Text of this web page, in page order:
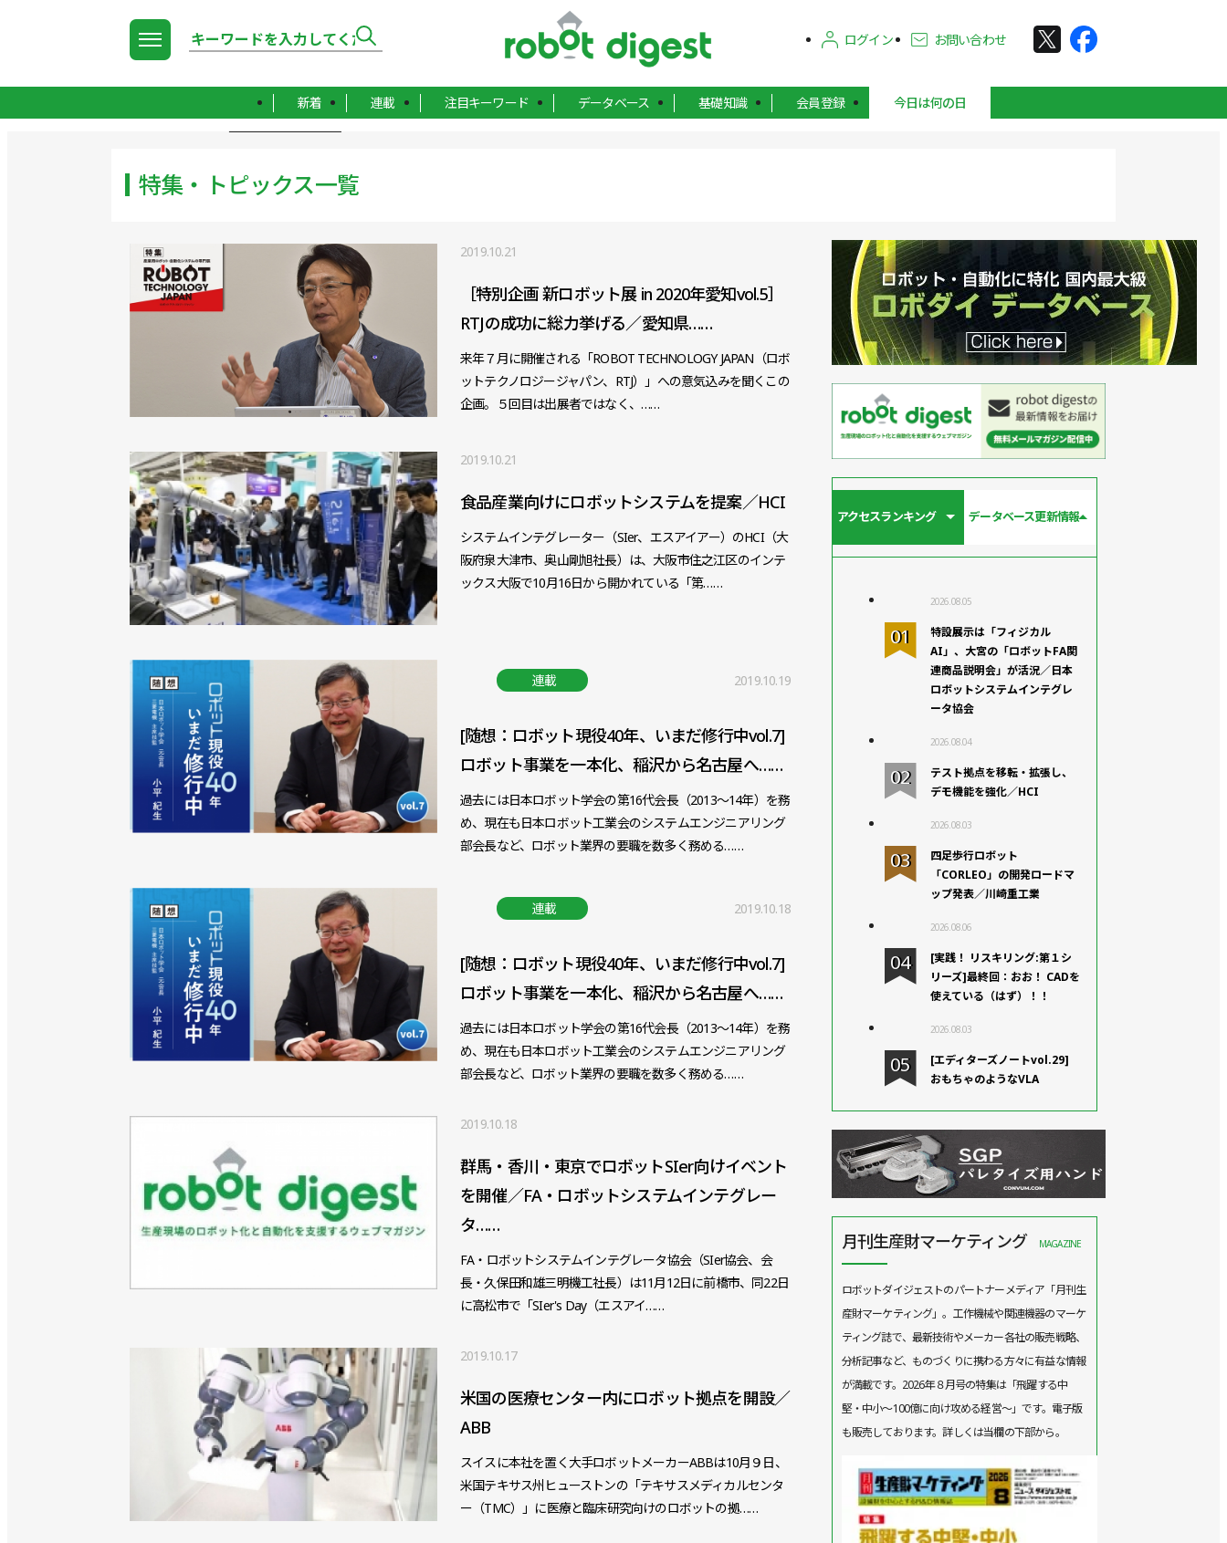
ログイン お問い合わせ
新着 連載 注目キーワード データベース 基礎知識 会員登録 今日は何の日
特集・トピックス一覧
2019.10.21
［特別企画 新ロボット展 in 2020年愛知vol.5］
RTJの成功に総力挙げる／愛知県……
来年７月に開催される「ROBOT TECHNOLOGY JAPAN（ロボ
ットテクノロジージャパン、RTJ）」への意気込みを聞くこの
企画。５回目は出展者ではなく、……
2019.10.21
食品産業向けにロボットシステムを提案／HCI
システムインテグレーター（SIer、エスアイアー）のHCI（大
阪府泉大津市、奥山剛旭社長）は、大阪市住之江区のインテ
ックス大阪で10月16日から開かれている「第……
連載 2019.10.19
[随想：ロボット現役40年、いまだ修行中vol.7]
ロボット事業を一本化、稲沢から名古屋へ……
過去には日本ロボット学会の第16代会長（2013～14年）を務
め、現在も日本ロボット工業会のシステムエンジニアリング
部会長など、ロボット業界の要職を数多く務める……
連載 2019.10.18
[随想：ロボット現役40年、いまだ修行中vol.7]
ロボット事業を一本化、稲沢から名古屋へ……
過去には日本ロボット学会の第16代会長（2013～14年）を務
め、現在も日本ロボット工業会のシステムエンジニアリング
部会長など、ロボット業界の要職を数多く務める……
2019.10.18
群馬・香川・東京でロボットSIer向けイベント
を開催／FA・ロボットシステムインテグレー
タ……
FA・ロボットシステムインテグレータ協会（SIer協会、会
長・久保田和雄三明機工社長）は11月12日に前橋市、同22日
に高松市で「SIer's Day（エスアイ……
2019.10.17
米国の医療センター内にロボット拠点を開設／
ABB
スイスに本社を置く大手ロボットメーカーABBは10月９日、
米国テキサス州ヒューストンの「テキサスメディカルセンタ
ー（TMC）」に医療と臨床研究向けのロボットの拠……
アクセスランキング データベース更新情報
2026.08.05
特設展示は「フィジカル
AI」、大宮の「ロボットFA関
連商品説明会」が活況／日本
ロボットシステムインテグレ
ータ協会
2026.08.04
テスト拠点を移転・拡張し、
デモ機能を強化／HCI
2026.08.03
四足歩行ロボット
「CORLEO」の開発ロードマ
ップ発表／川崎重工業
2026.08.06
[実践！ リスキリング:第１シ
リーズ]最終回：おお！ CADを
使えている（はず）！！
2026.08.03
[エディターズノートvol.29]
おもちゃのようなVLA
月刊生産財マーケティング MAGAZINE
ロボットダイジェストのパートナーメディア「月刊生
産財マーケティング」。工作機械や関連機器のマーケ
ティング誌で、最新技術やメーカー各社の販売戦略、
分析記事など、ものづくりに携わる方々に有益な情報
が満載です。2026年８月号の特集は「飛躍する中
堅・中小～100億に向け攻める経営～」です。電子版
も販売しております。詳しくは当欄の下部から。